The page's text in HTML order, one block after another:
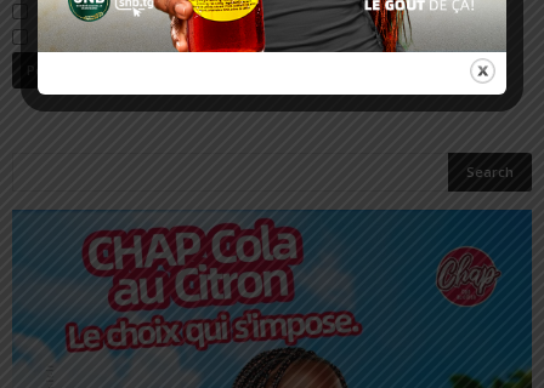
Prévenez-moi de tous les nouveaux commentaires par e-mail.
Prévenez-moi de tous les nouveaux articles par e-mail.